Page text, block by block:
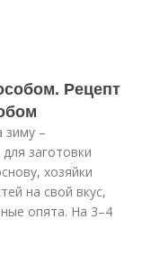
Рецепт
зиму –
заготовки
хозяйки
на свой вкус,
опята. На 3–4